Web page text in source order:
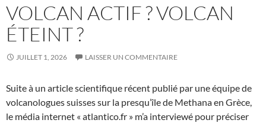
VOLCAN ACTIF ? VOLCAN
ÉTEINT ?
JUILLET 1, 2026 LAISSER UN COMMENTAIRE
Suite à un article scientifique récent publié par une équipe de
volcanologues suisses sur la presqu’île de Methana en Grèce,
le média internet « atlantico.fr » m’a interviewé pour préciser